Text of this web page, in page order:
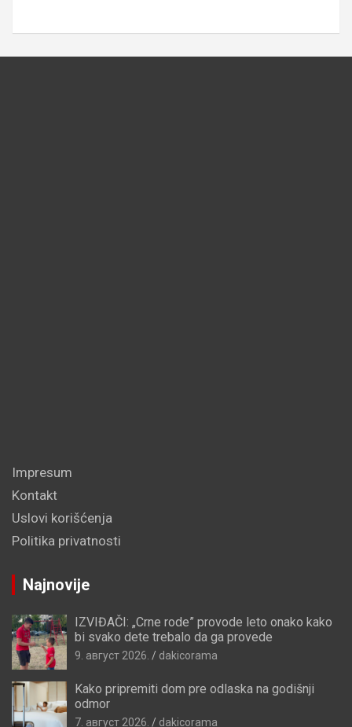
Impresum
Kontakt
Uslovi korišćenja
Politika privatnosti
Najnovije
IZVIĐAČI: „Crne rode” provode leto onako kako
bi svako dete trebalo da ga provede
9. август 2026. dakicorama
Kako pripremiti dom pre odlaska na godišnji
odmor
7. август 2026. dakicorama